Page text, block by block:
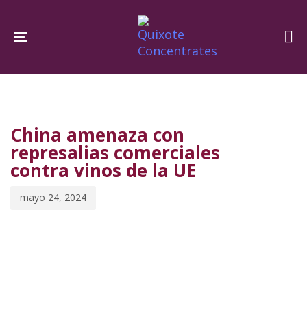
links
navigation
content
Toggle navigation
China amenaza con
represalias comerciales
contra vinos de la UE
mayo 24, 2024